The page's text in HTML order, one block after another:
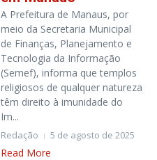
A Prefeitura de Manaus, por
meio da Secretaria Municipal
de Finanças, Planejamento e
Tecnologia da Informação
(Semef), informa que templos
religiosos de qualquer natureza
têm direito à imunidade do
Im...
Redação 5 de agosto de 2025
Read More